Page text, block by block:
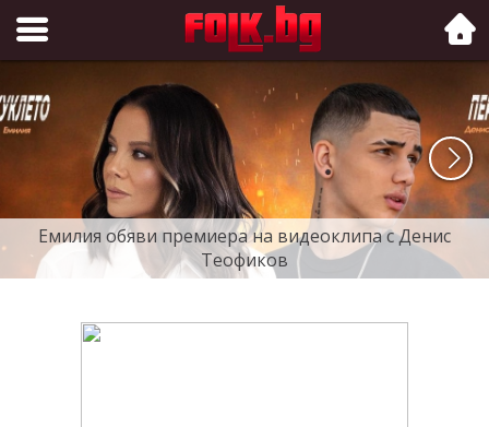
Folk.bg
Емилия обяви премиера на видеоклипа с Денис
Теофиков